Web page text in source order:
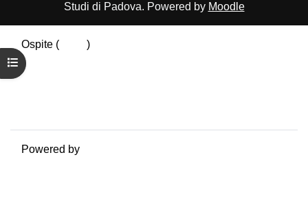
Apri indice del corso
Studi di Padova. Powered by Moodle
Ospite (
)
Riepilogo della conservazione dei dati
Politiche
Powered by